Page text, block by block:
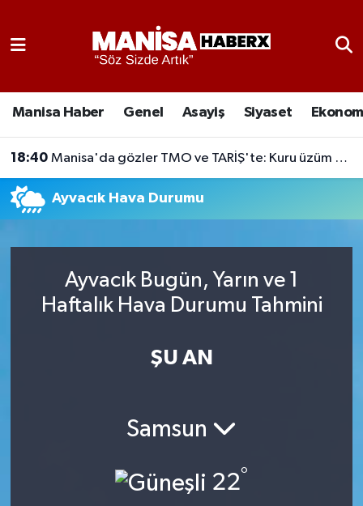
Manisa Haber Genel Asayiş Siyaset
18:40 Manisa'da gözler TMO ve TARİŞ'te: Kuru üzüm fiyatı piyasayı belirleyecek
Ayvacık Hava Durumu
Ayvacık Bugün, Yarın ve 1
Haftalık Hava Durumu Tahmini
ŞU AN
Samsun
22°
Kültür-Sanat
Manisa Nöbetçi Eczaneler
Son Dakika Haberleri